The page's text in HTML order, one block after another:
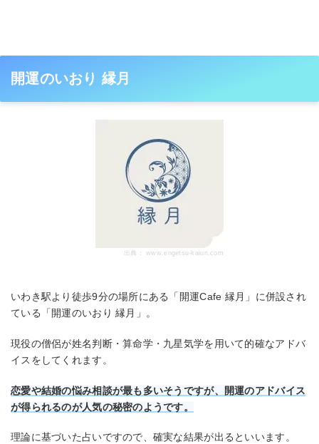
開運のいおり 縁月
出典： www.engetsu-kaiun.com
いわき駅より徒歩9分の場所にある「開運Cafe 縁月」に併設され
ている「開運のいおり 縁月」。
現役の僧侶が姓名判断・算命学・九星気学を用いて的確なアドバ
イスをしてくれます。
恋愛や結婚の悩み相談が最も多いそうですが、開運のアドバイス
が得られるのが人気の秘密のようです。
理論に基づいた占いですので、確実な結果が出るといいます。